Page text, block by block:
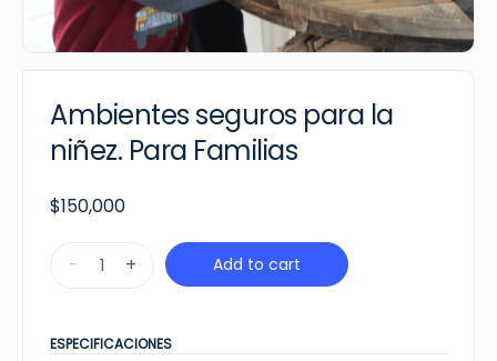
Ambientes seguros para la
niñez. Para Familias
$150,000
Ambientes
seguros
la
- + Add to cart
ESPECIFICACIONES